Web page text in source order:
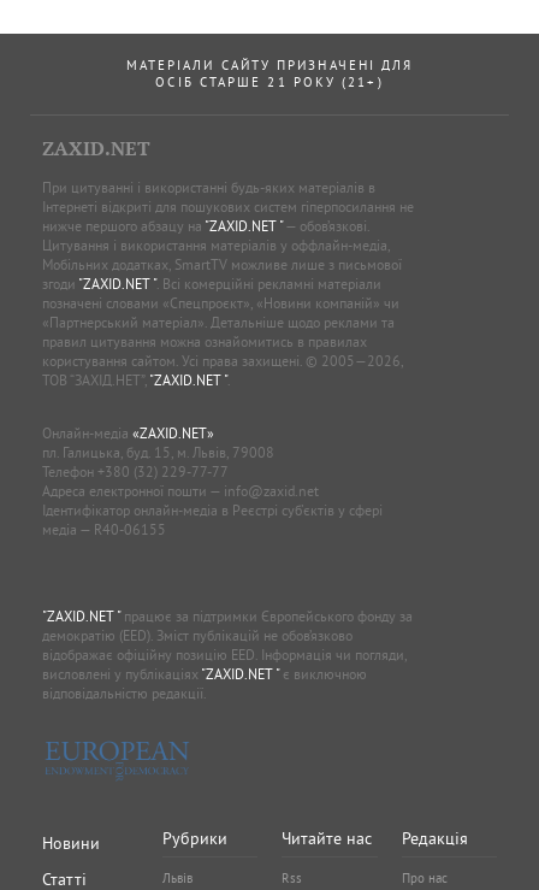
ОСІБ СТАРШЕ 21 РОКУ (21+)
Інтернеті відкриті для пошукових систем гіперпосилання не
нижче першого абзацу на"ZAXID.NET "— обов’язкові.
Цитування і використання матеріалів у оффлайн-медіа,
Мобільних додатках, SmartTV можливе лише з письмової
згоди"ZAXID.NET ". Всі комерційні рекламні матеріали
позначені словами «Спецпроєкт», «Новини компаній» чи
«Партнерський матеріал». Детальніше щодо реклами та
правил цитування можна ознайомитись в правилах
користування сайтом. Усі права захищені. © 2005—2026,
ТОВ “ЗАХІД.НЕТ”,"ZAXID.NET ".
пл. Галицька, буд. 15, м. Львів, 79008
Телефон +380 (32) 229-77-77
Адреса електронної пошти —info@zaxid.net
Ідентифікатор онлайн-медіа в Реєстрі суб'єктів у сфері
медіа — R40-06155
демократію (EED). Зміст публікацій не обов’язково
відображає офіційну позицію EED. Інформація чи погляди,
висловлені у публікаціях"ZAXID.NET "є виключною
відповідальністю редакції.
Прикарпаття
Facebook
Редакційна